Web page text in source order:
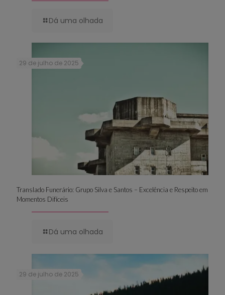
Dá uma olhada
29 de julho de 2025
Translado Funerário: Grupo Silva e Santos – Excelência e Respeito em
Momentos Difíceis
Dá uma olhada
29 de julho de 2025